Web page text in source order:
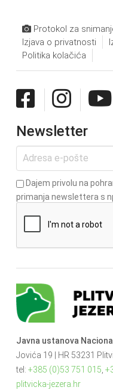
Protokol za
Izjava o privatnosti
Politika kolačića
Newsletter
Dajem privolu na
primanja newslettera s
Javna ustanova
Jovića 19 | HR 53231
tel: +385 (0)53 751 015,
plitvicka-jezera.hr